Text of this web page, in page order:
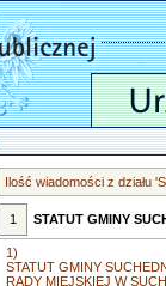
Ilość wiadomości z działu
1 STATUT GMINY
1)
STATUT GMINY
RADY MIEJSKIEJ W